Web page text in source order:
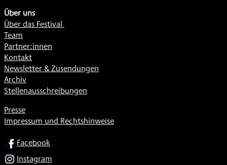
Über uns
Über das Festival
Team
Partner:innen
Kontakt
Newsletter & Zusendungen
Archiv
Stellenausschreibungen
Presse
Impressum und Rechtshinweise
SOCIALFacebook
Instagram